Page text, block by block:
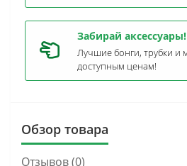
Забирай аксессуары!
Лучшие бонги, трубки и
доступным ценам!
Обзор товара
Отзывов (0)